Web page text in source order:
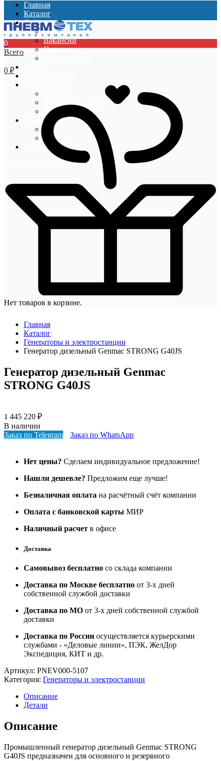
Главная
Каталог
О компании
О компании
Вакансии
Отзывы
Акции и скидки
Информация
Блог
Новости
Контакты
0
Всего
0 ₽
Нет товаров в корзине.
Главная
Каталог
Генераторы и электростанции
Генератор дизельный Genmac STRONG G40JS
Генератор дизельный Genmac
STRONG G40JS
1 445 220 ₽
В наличии
Заказ по Telegram
Заказ по WhatsApp
Нет цены? Сделаем индивидуальное предложение!
Нашли дешевле? Предложим еще лучше!
Безналичная оплата на расчётный счёт компании
Оплата с банковской карты МИР
Наличный расчет в офисе
Доставка
Самовывоз бесплатно со склада компании
Доставка по Москве бесплатно от 3-х дней
собственной службой доставки
Доставка по МО от 3-х дней собственной службой
доставки
Доставка по России осуществляется курьерскими
службами - «Деловые линии», ПЭК, ЖелДор
Экспедиция, КИТ и др.
Артикул: PNEV000-5107
Категория: Генераторы и электростанции
Описание
Детали
Описание
Промышленный генератор дизельный Genmac STRONG
G40JS предназначен для основного и резервного